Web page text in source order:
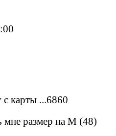
карты ...6860
мне размер на М (48)